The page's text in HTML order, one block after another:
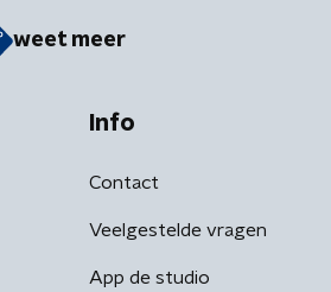
weet meer
Info
Contact
Veelgestelde vragen
App de studio